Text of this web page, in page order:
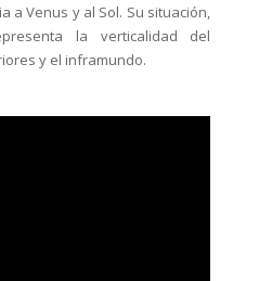
a Venus y al Sol. Su situación,
la verticalidad del
y el inframundo.